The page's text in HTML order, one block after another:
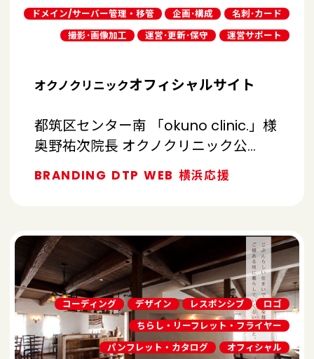
ドメイン/サーバー管理・移管
企画･構成
名刺･カード
撮影･画像加工
運営･更新･保守 運営サポート
オクノクリニックオフィシャルサイト
都筑区センター南 「okuno clinic.」様
奥野祐次院長 オクノクリニック公…
BRANDING DTP WEB 横浜応援
コーディング デザイン レスポンシブ
ロゴ
ちらし・リーフレット・フライヤー
パンフレット・カタログ
オフィシャル